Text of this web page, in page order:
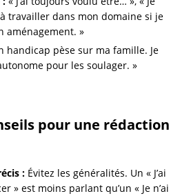
travailler dans mon domaine si je
aménagement. »
handicap pèse sur ma famille. Je
pour les soulager. »
pour une rédaction
: Évitez les généralités. Un « J’ai
» est moins parlant qu’un « Je n’ai